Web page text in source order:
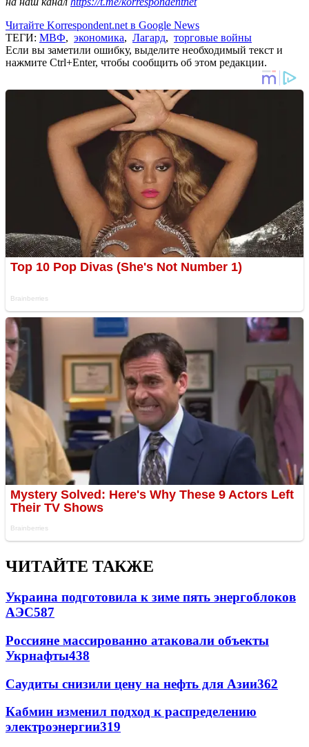
Читайте Korrespondent.net в Google News
ТЕГИ: МВФ, экономика, Лагард, торговые войны
Если вы заметили ошибку, выделите необходимый текст и
нажмите Ctrl+Enter, чтобы сообщить об этом редакции.
ЧИТАЙТЕ ТАКЖЕ
Украина подготовила к зиме пять энергоблоков
АЭС587
Россияне массированно атаковали объекты
Укрнафты438
Саудиты снизили цену на нефть для Азии362
Кабмин изменил подход к распределению
электроэнергии319